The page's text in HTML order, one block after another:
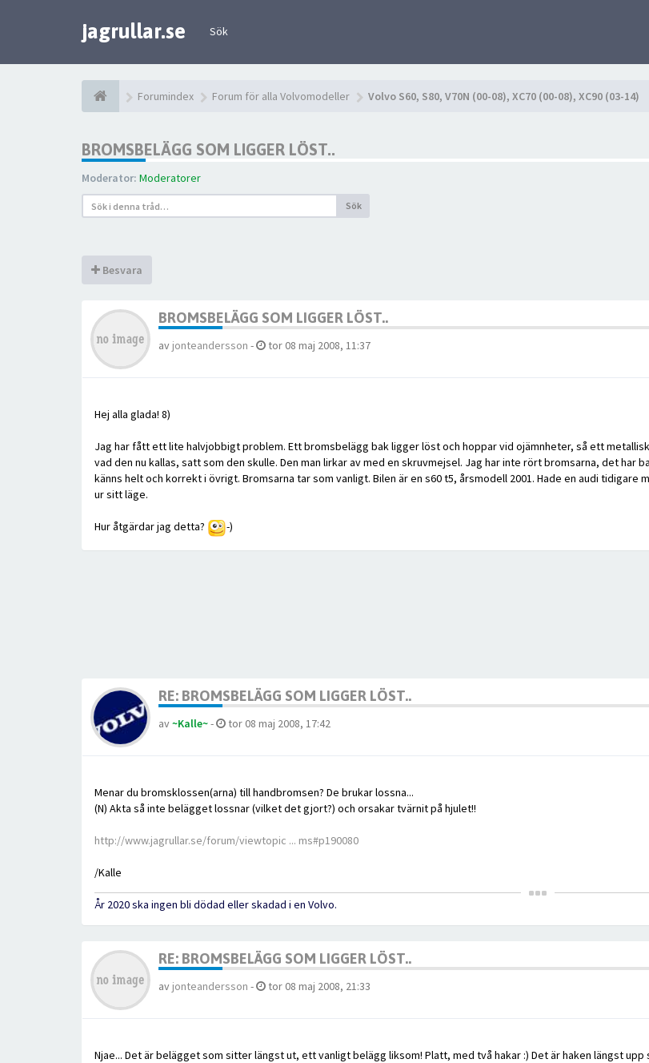
jagrullar.se Sök
Forumindex Forum för alla Volvomodeller Volvo S60, S80, V70N (00-08), XC70 (00-08), XC90 (03-14)
BROMSBELÄGG SOM LIGGER LÖST..
Moderator: Moderatorer
Sök
Besvara
BROMSBELÄGG SOM LIGGER LÖST..
av jonteandersson - tor 08 maj 2008, 11:37
Hej alla glada! 8)
Jag har fått ett lite halvjobbigt problem. Ett bromsbelägg bak ligger löst och hoppar vid ojämnheter, så ett
vad den nu kallas, satt som den skulle. Den man lirkar av med en skruvmejsel. Jag har inte rört bromsarna, det har
känns helt och korrekt i övrigt. Bromsarna tar som vanligt. Bilen är en s60 t5, årsmodell 2001. Hade en audi
ur sitt läge.
Hur åtgärdar jag detta? -)
RE: BROMSBELÄGG SOM LIGGER LÖST..
av~Kalle~- tor 08 maj 2008, 17:42
Menar du bromsklossen(arna) till handbromsen? De brukar lossna...
(N) Akta så inte belägget lossnar (vilket det gjort?) och orsakar tvärnit på hjulet!!
http://www.jagrullar.se/forum/viewtopic ... ms#p190080
/Kalle
År 2020 ska ingen bli dödad eller skadad i en Volvo.
RE: BROMSBELÄGG SOM LIGGER LÖST..
av jonteandersson - tor 08 maj 2008, 21:33
Njae... Det är belägget som sitter längst ut, ett vanligt belägg liksom! Platt, med två hakar :) Det är haken längst